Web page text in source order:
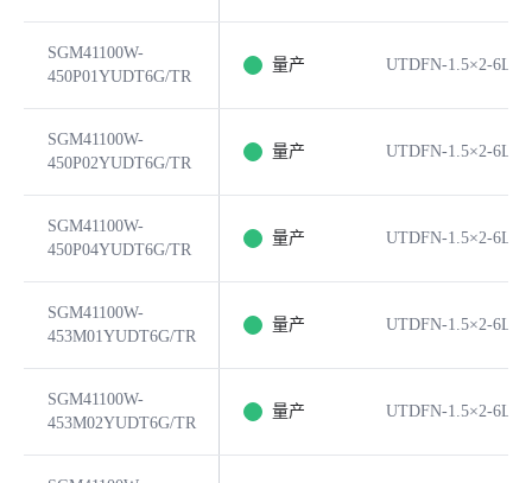
SGM41100W-
450P01YUDT6G/TR
量产 UTDFN-1.5×2-6L
SGM41100W-
450P02YUDT6G/TR
量产 UTDFN-1.5×2-6L
SGM41100W-
450P04YUDT6G/TR
量产 UTDFN-1.5×2-6L
SGM41100W-
453M01YUDT6G/TR
量产 UTDFN-1.5×2-6L
SGM41100W-
453M02YUDT6G/TR
量产 UTDFN-1.5×2-6L